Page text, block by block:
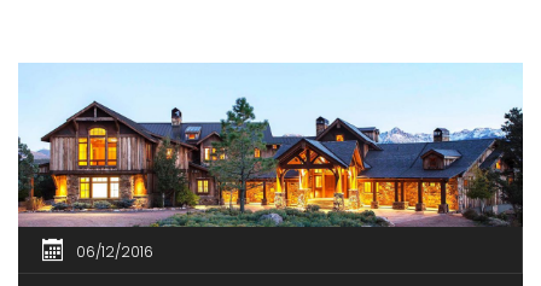
06/12/2016